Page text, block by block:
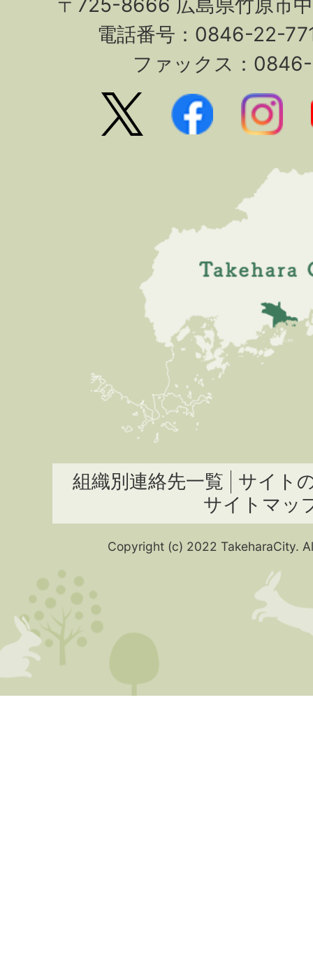
〒725-8666 広島県竹原市
電話番号：0846-22-
ファックス：
組織別連絡先一覧
サイト
サイトマッ
Copyright (c) 2022 TakeharaCity.